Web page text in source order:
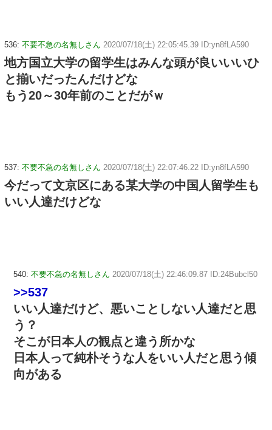
536: 不要不急の名無しさん 2020/07/18(土) 22:05:45.39 ID:yn8fLA590
地方国立大学の留学生はみんな頭が良いいいひ
と揃いだったんだけどな
もう20～30年前のことだがｗ
537: 不要不急の名無しさん 2020/07/18(土) 22:07:46.22 ID:yn8fLA590
今だって文京区にある某大学の中国人留学生も
いい人達だけどな
540: 不要不急の名無しさん 2020/07/18(土) 22:46:09.87 ID:24Bubcl50
>>537
いい人達だけど、悪いことしない人達だと思
う？
そこが日本人の観点と違う所かな
日本人って純朴そうな人をいい人だと思う傾
向がある